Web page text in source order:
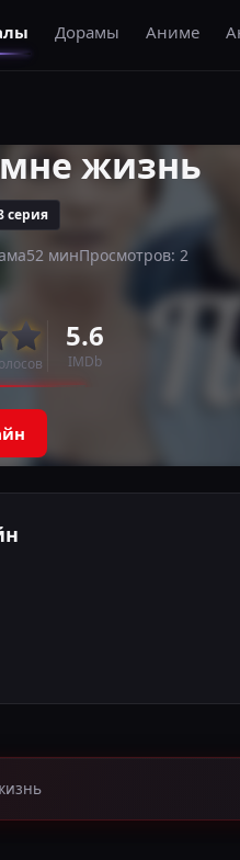
Дорамы Аниме
жизнь
серия
52 минПросмотров: 2
5.6
IMDb